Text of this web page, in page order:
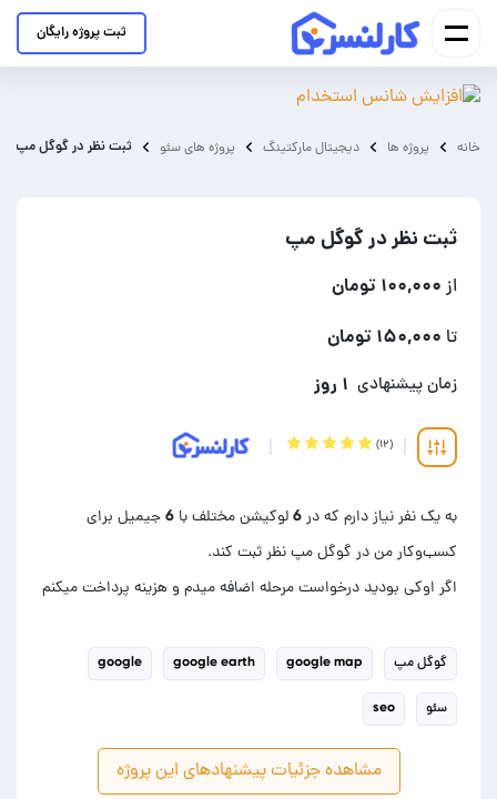
ثبت پروژه رایگان
خانه پروژه ها دیجیتال مارکتینگ پروژه های سئو ثبت نظر در گوگل مپ
ثبت نظر در گوگل مپ
از ۱۰۰,۰۰۰ تومان
تا ۱۵۰,۰۰۰ تومان
زمان پیشنهادی ۱ روز
(۱۲)
به یک نفر نیاز دارم که در 6 لوکیشن مختلف با 6 جیمیل برای
اگر اوکی بودید درخواست مرحله اضافه میدم و هزینه پرداخت میکنم
گوگل مپ google map
google earth
google
سئو seo
مشاهده جزئیات پیشنهادهای این پروژه